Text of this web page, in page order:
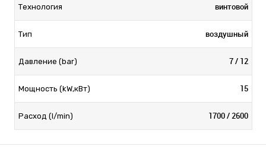
Технология винтовой
Тип воздушный
Давление (bar) 7 / 12
Мощность (kW,кВт) 15
Расход (l/min) 1700 / 2600